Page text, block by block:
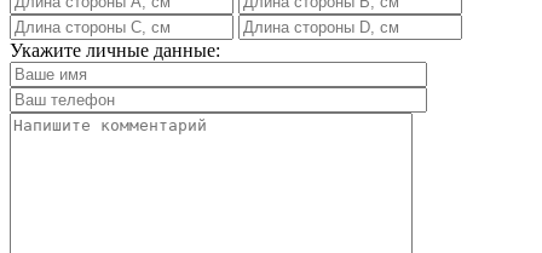
Укажите личные данные: